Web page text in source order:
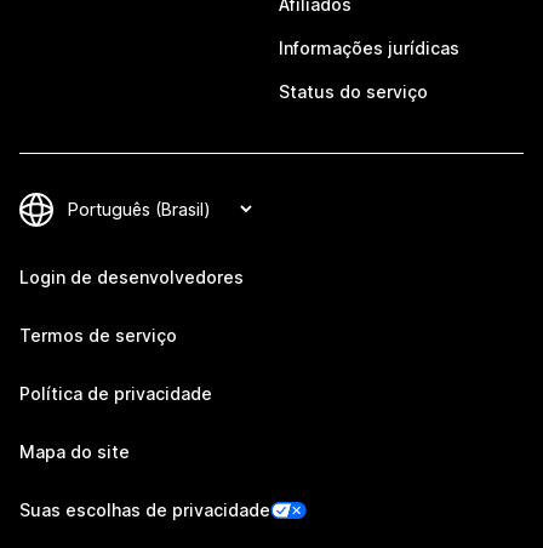
Afiliados
Informações jurídicas
Status do serviço
Login de desenvolvedores
Termos de serviço
Política de privacidade
Mapa do site
Suas escolhas de privacidade